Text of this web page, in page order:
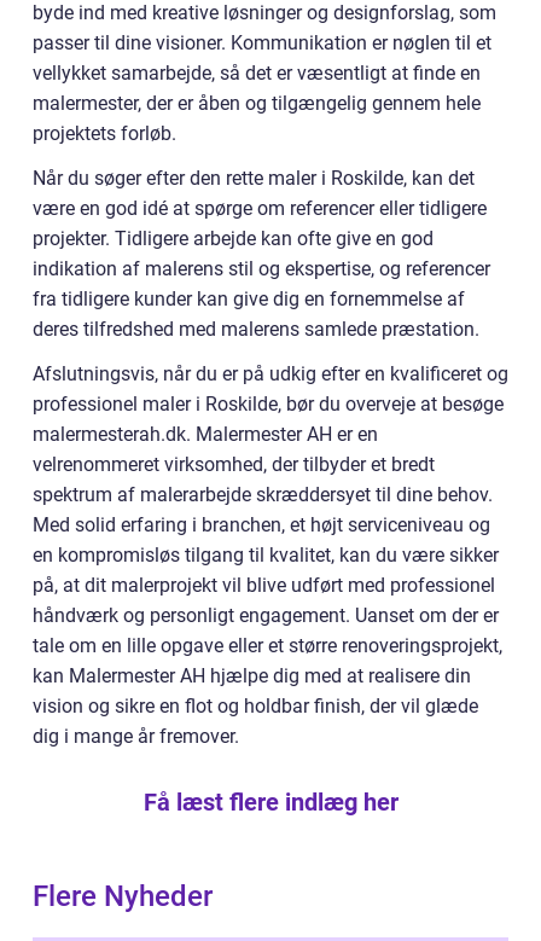
byde ind med kreative løsninger og designforslag, som
passer til dine visioner. Kommunikation er nøglen til et
vellykket samarbejde, så det er væsentligt at finde en
malermester, der er åben og tilgængelig gennem hele
projektets forløb.
Når du søger efter den rette maler i Roskilde, kan det
være en god idé at spørge om referencer eller tidligere
projekter. Tidligere arbejde kan ofte give en god
indikation af malerens stil og ekspertise, og referencer
fra tidligere kunder kan give dig en fornemmelse af
deres tilfredshed med malerens samlede præstation.
Afslutningsvis, når du er på udkig efter en kvalificeret og
professionel maler i Roskilde, bør du overveje at besøge
malermesterah.dk. Malermester AH er en
velrenommeret virksomhed, der tilbyder et bredt
spektrum af malerarbejde skræddersyet til dine behov.
Med solid erfaring i branchen, et højt serviceniveau og
en kompromisløs tilgang til kvalitet, kan du være sikker
på, at dit malerprojekt vil blive udført med professionel
håndværk og personligt engagement. Uanset om der er
tale om en lille opgave eller et større renoveringsprojekt,
kan Malermester AH hjælpe dig med at realisere din
vision og sikre en flot og holdbar finish, der vil glæde
dig i mange år fremover.
Få læst flere indlæg her
Flere Nyheder